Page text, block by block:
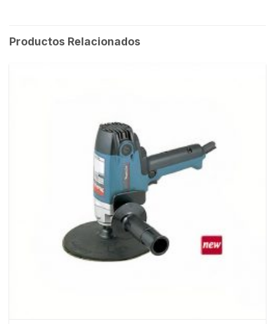
Productos Relacionados